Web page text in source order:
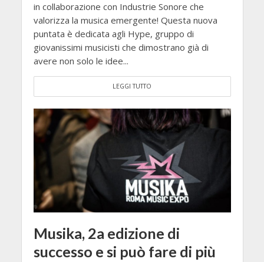
in collaborazione con Industrie Sonore che
valorizza la musica emergente! Questa nuova
puntata è dedicata agli Hype, gruppo di
giovanissimi musicisti che dimostrano già di
avere non solo le idee...
LEGGI TUTTO
Musika, 2a edizione di
successo e si può fare di più